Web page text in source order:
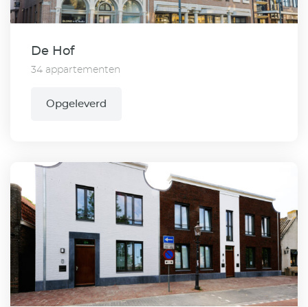
De Hof
34 appartementen
Opgeleverd